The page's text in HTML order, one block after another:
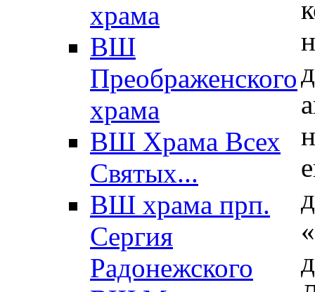
храма
ВШ
Преображенского
храма
ВШ Храма Всех
Святых...
ВШ храма прп.
Сергия
Радонежского